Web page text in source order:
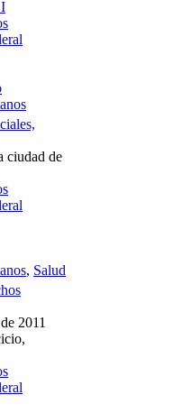
ciudad de
, Salud
2011